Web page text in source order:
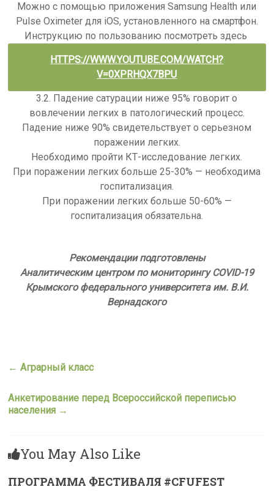
Можно с помощью приложения Samsung Health или
Pulse Oximeter для iOS, установленного на смартфон.
Инструкцию по пользованию посмотреть здесь
HTTPS://WWW.YOUTUBE.COM/WATCH?
V=0XPRHQX7BPU
3.2. Падение сатурации ниже 95% говорит о
вовлечении легких в патологический процесс.
Падение ниже 90% свидетельствует о серьезном
поражении легких.
Необходимо пройти КТ-исследование легких.
При поражении легких больше 25-30% — необходима
госпитализация.
При поражении легких больше 50-60% —
госпитализация обязательна.
Рекомендации подготовлены
Аналитическим центром по мониторингу COVID-19
Крымского федерального университета им. В.И.
Вернадского
← Аграрный класс
Анкетирование перед Всероссийской переписью
населения →
You May Also Like
ПРОГРАММА ФЕСТИВАЛЯ #CFUFEST